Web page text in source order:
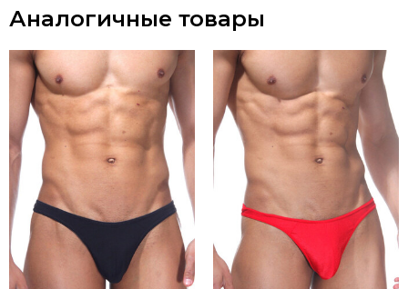
Аналогичные товары